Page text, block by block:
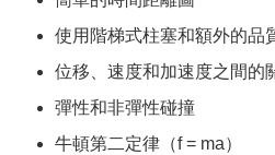
使用階梯式柱塞和額外的品
位移、速度和加速度之間的
彈性和非彈性碰撞
牛頓第二定律（f = ma）